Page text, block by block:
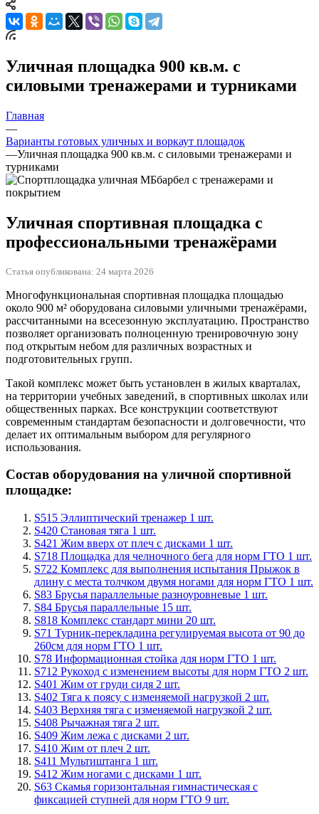
Уличная площадка 900 кв.м. с
силовыми тренажерами и турниками
Главная
—
Варианты готовых уличных и воркаут площадок
—Уличная площадка 900 кв.м. с силовыми тренажерами и
турниками
Уличная спортивная площадка с
профессиональными тренажёрами
Статья опубликована: 24 марта 2026
Многофункциональная спортивная площадка площадью
около 900 м² оборудована силовыми уличными тренажёрами,
рассчитанными на всесезонную эксплуатацию. Пространство
позволяет организовать полноценную тренировочную зону
под открытым небом для различных возрастных и
подготовительных групп.
Такой комплекс может быть установлен в жилых кварталах,
на территории учебных заведений, в спортивных школах или
общественных парках. Все конструкции соответствуют
современным стандартам безопасности и долговечности, что
делает их оптимальным выбором для регулярного
использования.
Состав оборудования на уличной спортивной
площадке:
S515 Эллиптический тренажер 1 шт.
S420 Становая тяга 1 шт.
S421 Жим вверх от плеч с дисками 1 шт.
S718 Площадка для челночного бега для норм ГТО 1 шт.
S722 Комплекс для выполнения испытания Прыжок в
длину с места толчком двумя ногами для норм ГТО 1 шт.
S83 Брусья параллельные разноуровневые 1 шт.
S84 Брусья параллельные 15 шт.
S818 Комплекс стандарт мини 20 шт.
S71 Турник-перекладина регулируемая высота от 90 до
260см для норм ГТО 1 шт.
S78 Информационная стойка для норм ГТО 1 шт.
S712 Рукоход с изменением высоты для норм ГТО 2 шт.
S401 Жим от груди сидя 2 шт.
S402 Тяга к поясу с изменяемой нагрузкой 2 шт.
S403 Верхняя тяга с изменяемой нагрузкой 2 шт.
S408 Рычажная тяга 2 шт.
S409 Жим лежа с дисками 2 шт.
S410 Жим от плеч 2 шт.
S411 Мультиштанга 1 шт.
S412 Жим ногами с дисками 1 шт.
S63 Скамья горизонтальная гимнастическая с
фиксацией ступней для норм ГТО 9 шт.